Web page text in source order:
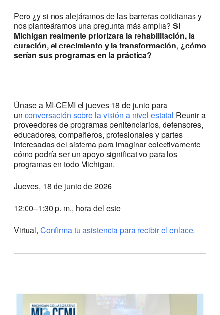
Pero ¿y si nos alejáramos de las barreras cotidianas y
nos planteáramos una pregunta más amplia? Si
Michigan realmente priorizara la rehabilitación, la
curación, el crecimiento y la transformación, ¿cómo
serían sus programas en la práctica?
Únase a MI-CEMI el jueves 18 de junio para
un conversación sobre la visión a nivel estatal Reunir a
proveedores de programas penitenciarios, defensores,
educadores, compañeros, profesionales y partes
interesadas del sistema para imaginar colectivamente
cómo podría ser un apoyo significativo para los
programas en todo Michigan.
Jueves, 18 de junio de 2026
12:00–1:30 p. m., hora del este
Virtual, Confirma tu asistencia para recibir el enlace.